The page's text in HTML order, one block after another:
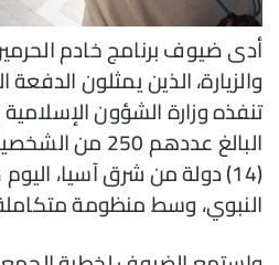
أدى ضيوف برنامج خادم
تنفذه وزارة الشؤون الإسلامية
البالغ عددهم
(14) دولة من شرق آسيا،
النبوي، وسط منظومة